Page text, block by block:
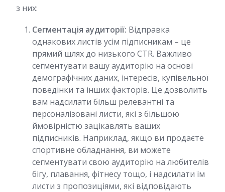
з них:
Сегментація аудиторії: Відправка
однакових листів усім підписникам – це
прямий шлях до низького CTR. Важливо
сегментувати вашу аудиторію на основі
демографічних даних, інтересів, купівельної
поведінки та інших факторів. Це дозволить
вам надсилати більш релевантні та
персоналізовані листи, які з більшою
ймовірністю зацікавлять ваших
підписників. Наприклад, якщо ви продаєте
спортивне обладнання, ви можете
сегментувати свою аудиторію на любителів
бігу, плавання, фітнесу тощо, і надсилати їм
листи з пропозиціями, які відповідають